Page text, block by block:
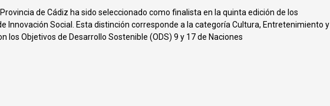
de Cádiz ha sido seleccionado como finalista en la quinta edición de los
Innovación Social. Esta distinción corresponde a la categoría Cultura, Entretenimiento y
los Objetivos de Desarrollo Sostenible (ODS) 9 y 17 de Naciones